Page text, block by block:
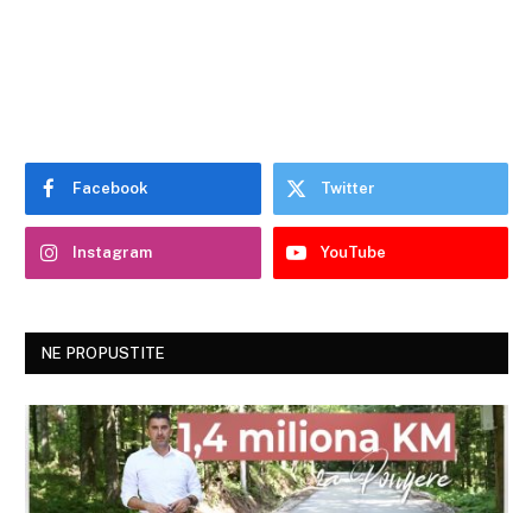
Facebook Twitter
Instagram YouTube
NE PROPUSTITE